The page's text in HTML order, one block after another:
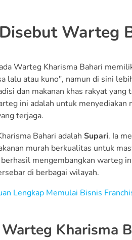
Warteg
Warteg Kharisma Bahari
lalu atau kuno", namun di sini
dan makanan khas rakyat
ini adalah untuk
terjaga.
Bahari adalah Supari. Ia
murah berkualitas untuk
mengembangkan warteg
di berbagai wilayah.
Lengkap Memulai Bisnis
Kharisma